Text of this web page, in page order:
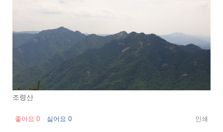
조령산
좋아요 0 싫어요 0 인쇄